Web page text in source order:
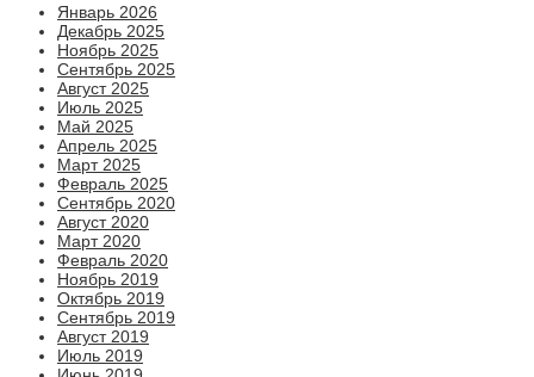
Январь 2026
Декабрь 2025
Ноябрь 2025
Сентябрь 2025
Август 2025
Июль 2025
Май 2025
Апрель 2025
Март 2025
Февраль 2025
Сентябрь 2020
Август 2020
Март 2020
Февраль 2020
Ноябрь 2019
Октябрь 2019
Сентябрь 2019
Август 2019
Июль 2019